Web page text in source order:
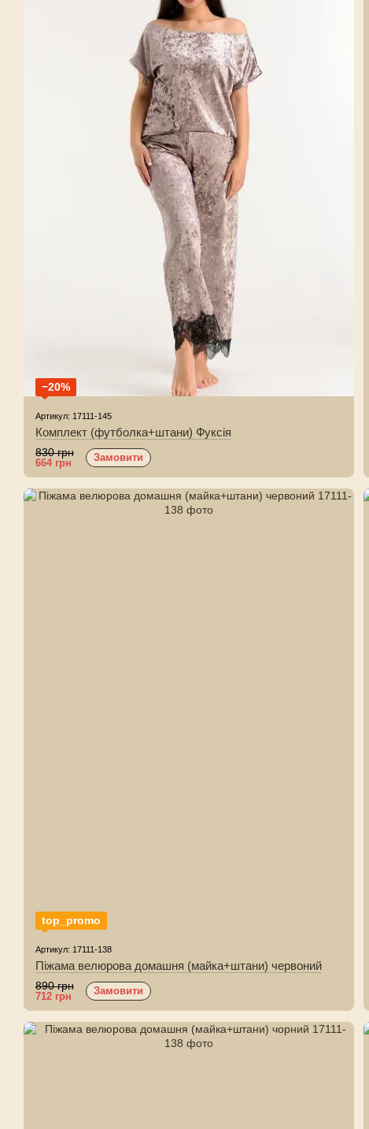
−20%
Артикул: 17111-145
Комплект (футболка+штани) Фуксія
830 грн
664 грн Замовити
top_promo
Артикул: 17111-138
Піжама велюрова домашня (майка+штани) червоний
890 грн
712 грн Замовити